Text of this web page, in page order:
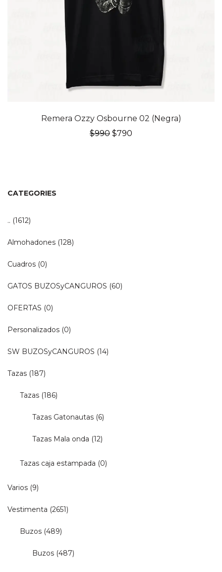
Remera Ozzy Osbourne 02 (Negra)
$990 El
$790
CATEGORIES
.. (1612)
Almohadones (128)
Cuadros (0)
GATOS BUZOSyCANGUROS (60)
OFERTAS (0)
Personalizados (0)
SW BUZOSyCANGUROS (14)
Tazas (187)
Tazas (186)
Tazas Gatonautas (6)
Tazas Mala onda (12)
Tazas caja estampada (0)
Varios (9)
Vestimenta (2651)
Buzos (489)
Buzos (487)